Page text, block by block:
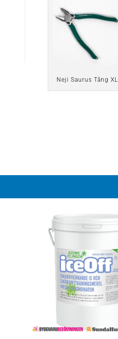
Neji Saurus Tång XL